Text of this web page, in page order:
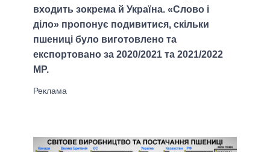
входить зокрема й Україна. «Слово і
діло» пропонує подивитися, скільки
пшениці було виготовлено та
експортовано за 2020/2021 та 2021/2022
МР.